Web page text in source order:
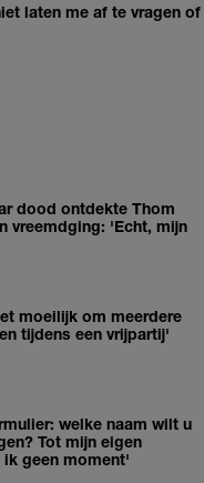
laten me af te vragen
dood ontdekte Thom
vreemdging: 'Echt, mijn
moeilijk om meerdere
tijdens een vrijpartij'
welke naam wilt u
Tot mijn eigen
ik geen moment'